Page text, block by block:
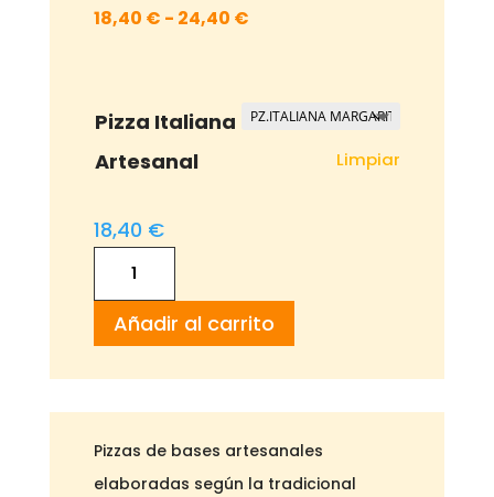
18,40 € - 24,40 €Rango
desde
Pizza Italiana
Artesanal
Limpiar
18,40 €
Pizza
Italiana
Artesanal
Añadir al carrito
Pizzas de bases artesanales
elaboradas según la tradicional